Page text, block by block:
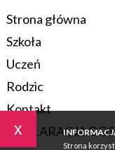
x
Strona
Strona główna
Szkoła
Uczeń
Rodzic
Kontakt
DEKLARACJA